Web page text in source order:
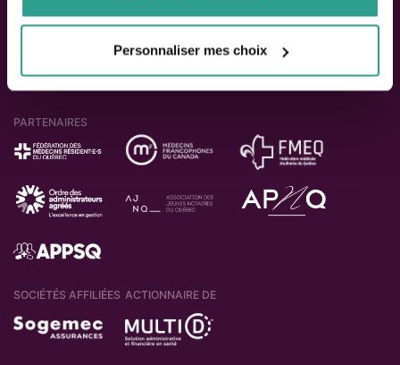
Personnaliser mes choix
PARTENAIRES
SOCIÉTÉS AFFILIÉES ACTIONNAIRE DE